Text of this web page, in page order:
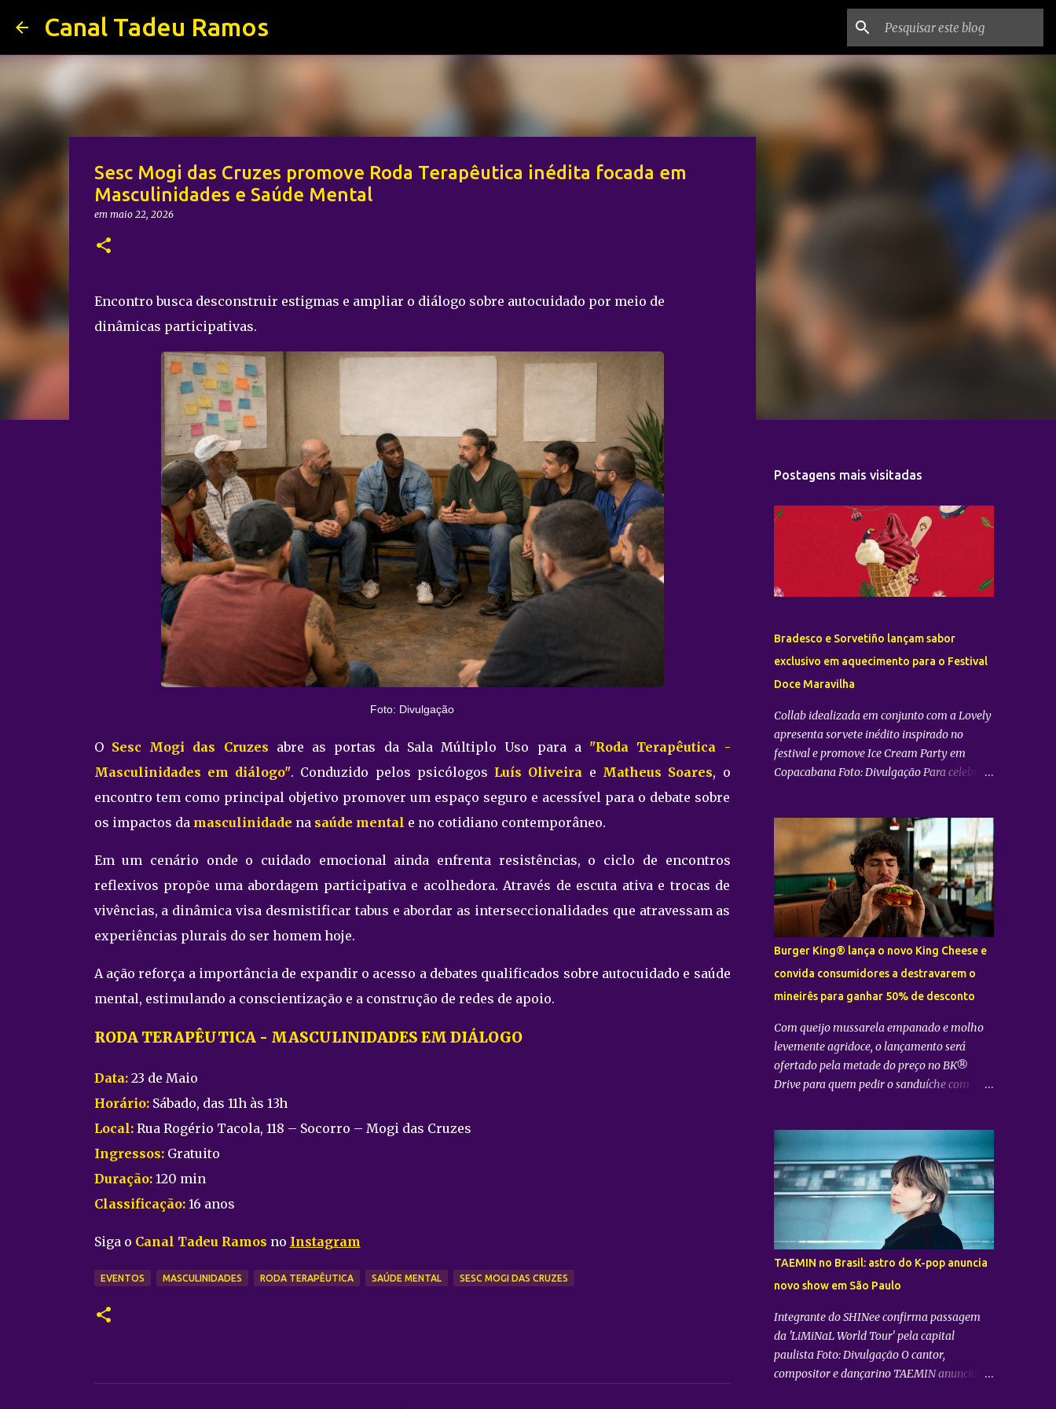
Canal Tadeu Ramos
Sesc Mogi das Cruzes promove Roda Terapêutica inédita focada em
Masculinidades e Saúde Mental
em maio 22, 2026
Encontro busca desconstruir estigmas e ampliar o diálogo sobre autocuidado por meio de
dinâmicas participativas.
Foto: Divulgação
O Sesc Mogi das Cruzes abre as portas da Sala Múltiplo Uso para a "Roda Terapêutica -
Masculinidades em diálogo". Conduzido pelos psicólogos Luís Oliveira e Matheus Soares, o
encontro tem como principal objetivo promover um espaço seguro e acessível para o debate sobre
os impactos da masculinidade na saúde mental e no cotidiano contemporâneo.
Em um cenário onde o cuidado emocional ainda enfrenta resistências, o ciclo de encontros
reflexivos propõe uma abordagem participativa e acolhedora. Através de escuta ativa e trocas de
vivências, a dinâmica visa desmistificar tabus e abordar as interseccionalidades que atravessam as
experiências plurais do ser homem hoje.
A ação reforça a importância de expandir o acesso a debates qualificados sobre autocuidado e saúde
mental, estimulando a conscientização e a construção de redes de apoio.
RODA TERAPÊUTICA - MASCULINIDADES EM DIÁLOGO
Data:23 de Maio
Horário:Sábado, das 11h às 13h
Local:Rua Rogério Tacola, 118 – Socorro – Mogi das Cruzes
Ingressos:Gratuito
Duração:120 min
Classificação:16 anos
Siga o Canal Tadeu Ramos no Instagram
EVENTOS MASCULINIDADES RODA TERAPÊUTICA SAÚDE MENTAL SESC MOGI DAS CRUZES
Postagens mais visitadas
Bradesco e Sorvetiño lançam sabor
exclusivo em aquecimento para o Festival
Doce Maravilha
Collab idealizada em conjunto com a Lovely
apresenta sorvete inédito inspirado no
festival e promove Ice Cream Party em
Copacabana Foto: Divulgação Para celebrar
Sorvetiño para criar o Encontro Doce , sabor
exclusivo inspirado na mistura de ritmos,
encontros e histórias que marcam o festival.
A receita valoriza a riqueza dos sabores
brasileiros ao combinar açaí, acerola,
amora, goiabada e ganache de cumaru, em
uma criação que traduz a diversidade e a
criatividade da cultura nacional. O Encontro
Doce estará disponível na unidade da
Sorvetiño , em Copacabana. Como parte da
Party – Encontro Doce , um momento
especial que reunirá convidados em uma
celebração que combina gastronomia,
música e conteúdo, antecipando o clima do
ainda terão 20% de desconto na compra do
sabor durante o perí...
Burger King® lança o novo King Cheese e
convida consumidores a destravarem o
mineirês para ganhar 50% de desconto
Com queijo mussarela empanado e molho
levemente agridoce, o lançamento será
ofertado pela metade do preço no BK®
Drive para quem pedir o sanduíche com
Cheese — novidade marcada pela
combinação de um empanado de queijo
mussarela, o Queijo Crispy Seara, com
molho levemente agridoce. A novidade é a
aposta para dar continuidade ao sucesso da
plataforma The Kings e consolidar o
posicionamento da rede em indulgência no
mercado premium. Para marcar a chegada
do produto de forma divertida e engajar os
consumidores, o BK® preparou uma ação
interativa e exclusiva para o canal BK®
Drive. Das 00h do dia 3 de agosto até as
TAEMIN no Brasil: astro do K-pop anuncia
novo show em São Paulo
Integrante do SHINee confirma passagem
da 'LiMiNaL World Tour' pela capital
paulista Foto: Divulgação O cantor,
compositor e dançarino TAEMIN anunciou